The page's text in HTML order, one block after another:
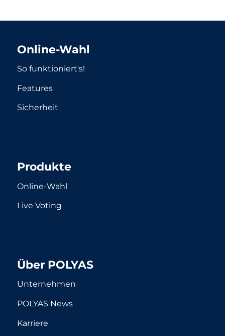
Online-Wahl
So funktioniert's!
Features
Sicherheit
Produkte
Online-Wahl
Live Voting
Über POLYAS
Unternehmen
POLYAS News
Karriere